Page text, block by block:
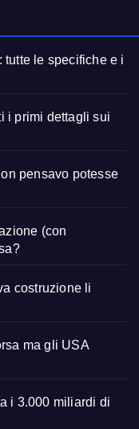
tutte le specifiche e i
i primi dettagli sui
pensavo potesse
(con
costruzione li
ma gli USA
i 3.000 miliardi di